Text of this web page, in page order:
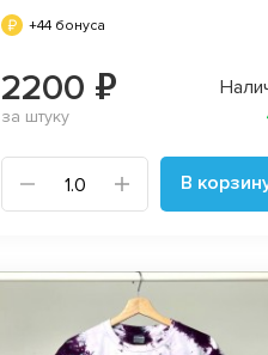
+44 бонуса
2200 ₽
за штуку
В